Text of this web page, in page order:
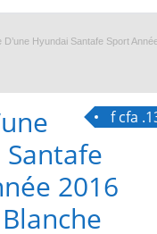
D’une Hyundai Santafe Sport
f cfa
2016